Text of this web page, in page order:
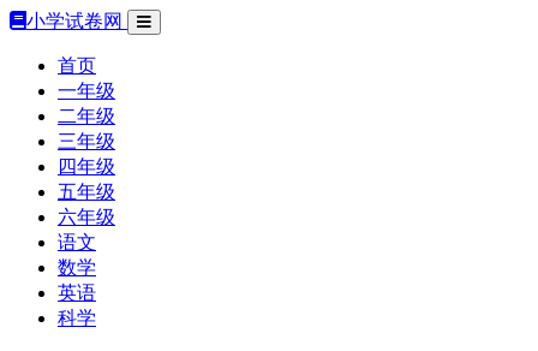
小学试卷网
首页
一年级
二年级
三年级
四年级
五年级
六年级
语文
数学
英语
科学